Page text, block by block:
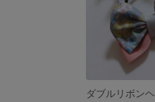
ダブルリボン